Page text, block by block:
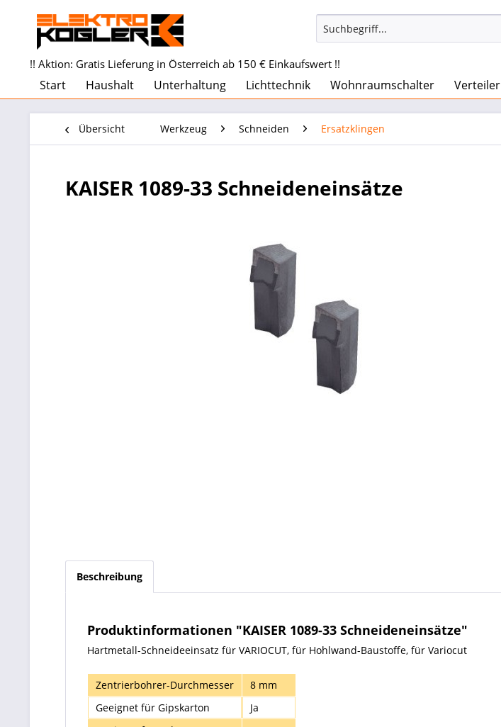
!! Aktion: Gratis Lieferung in Österreich ab 150 € Einkaufswert !!
Start Haushalt Unterhaltung Lichttechnik Wohnraumschalter Verteiler
Übersicht Werkzeug Schneiden Ersatzklingen
KAISER 1089-33 Schneideneinsätze
Beschreibung
Produktinformationen "KAISER 1089-33 Schneideneinsätze"
Hartmetall-Schneideeinsatz für VARIOCUT, für Hohlwand-Baustoffe, für Variocut
Zentrierbohrer-Durchmesser
8 mm
Geeignet für Gipskarton
Ja